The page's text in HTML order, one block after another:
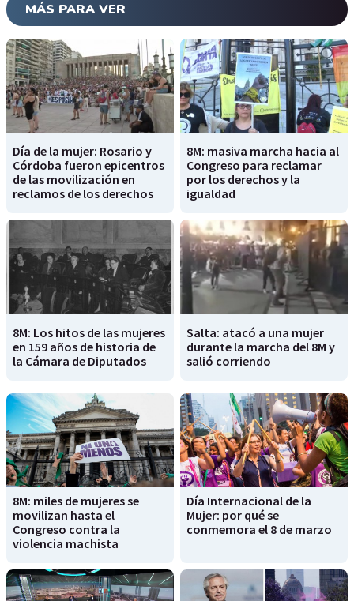
MÁS PARA VER
Día de la mujer: Rosario y
Córdoba fueron epicentros
de las movilización en
reclamos de los derechos
8M: masiva marcha hacia al
Congreso para reclamar
por los derechos y la
igualdad
8M: Los hitos de las mujeres
en 159 años de historia de
la Cámara de Diputados
Salta: atacó a una mujer
durante la marcha del 8M y
salió corriendo
8M: miles de mujeres se
movilizan hasta el
Congreso contra la
violencia machista
Día Internacional de la
Mujer: por qué se
conmemora el 8 de marzo